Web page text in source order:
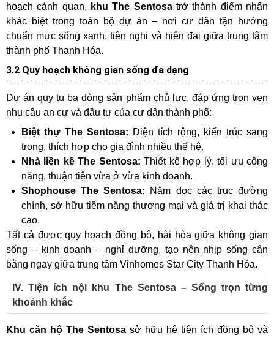
hoạch cảnh quan, khu The Sentosatrở thành điểm nhấn
khác biệt trong toàn bộ dự án – nơi cư dân tận hưởng
chuẩn mực sống xanh, tiện nghi và hiện đại giữa trung tâm
thành phố Thanh Hóa.
3.2 Quy hoạch không gian sống đa dạng
Dự án quy tụ ba dòng sản phẩm chủ lực, đáp ứng trọn vẹn
nhu cầu an cư và đầu tư của cư dân thành phố:
Biệt thự The Sentosa: Diện tích rộng, kiến trúc sang
trọng, thích hợp cho gia đình nhiều thế hệ.
Nhà liền kề The Sentosa: Thiết kế hợp lý, tối ưu công
năng, thuận tiện vừa ở vừa kinh doanh.
Shophouse The Sentosa: Nằm dọc các trục đường
chính, sở hữu tiềm năng thương mại và giá trị khai thác
cao.
Tất cả được quy hoạch đồng bộ, hài hòa giữa không gian
sống – kinh doanh – nghỉ dưỡng, tạo nên nhịp sống cân
bằng ngay giữa trung tâm Vinhomes Star City Thanh Hóa.
IV. Tiện ích nội khu The Sentosa – Sống trọn từng
khoảnh khắc
Khu căn hộ The Sentosa sở hữu hệ tiện ích đồng bộ và